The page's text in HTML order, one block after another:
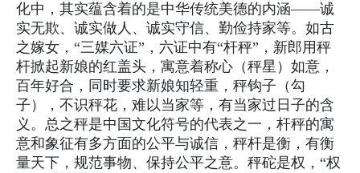
化中，其实蕴含着的是中华传统美德的内涵——诚
实无欺、诚实做人、诚实守信、勤俭持家等。如古
之嫁女，“三媒六证”，六证中有“杆秤”，新郎用秤
杆掀起新娘的红盖头，寓意着称心（秤星）如意，
百年好合，同时要求新娘知轻重，秤钩子（勾
子），不识秤花，难以当家等，有当家过日子的含
义。总之秤是中国文化符号的代表之一，杆秤的寓
意和象征有多方面的公平与诚信，秤杆是衡，有衡
量天下，规范事物、保持公平之意。秤砣是权，“权